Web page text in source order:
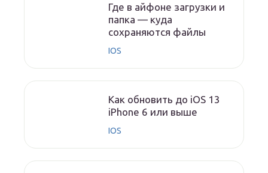
Где в айфоне загрузки и
папка — куда
сохраняются файлы
IOS
Как обновить до iOS 13
iPhone 6 или выше
IOS